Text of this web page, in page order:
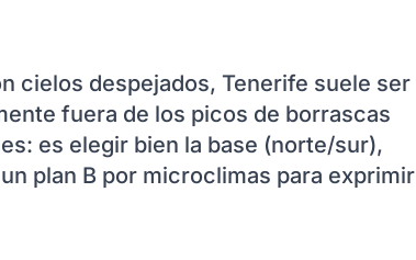
cielos despejados, Tenerife suele ser
fuera de los picos de borrascas
es elegir bien la base (norte/sur),
plan B por microclimas para exprimir